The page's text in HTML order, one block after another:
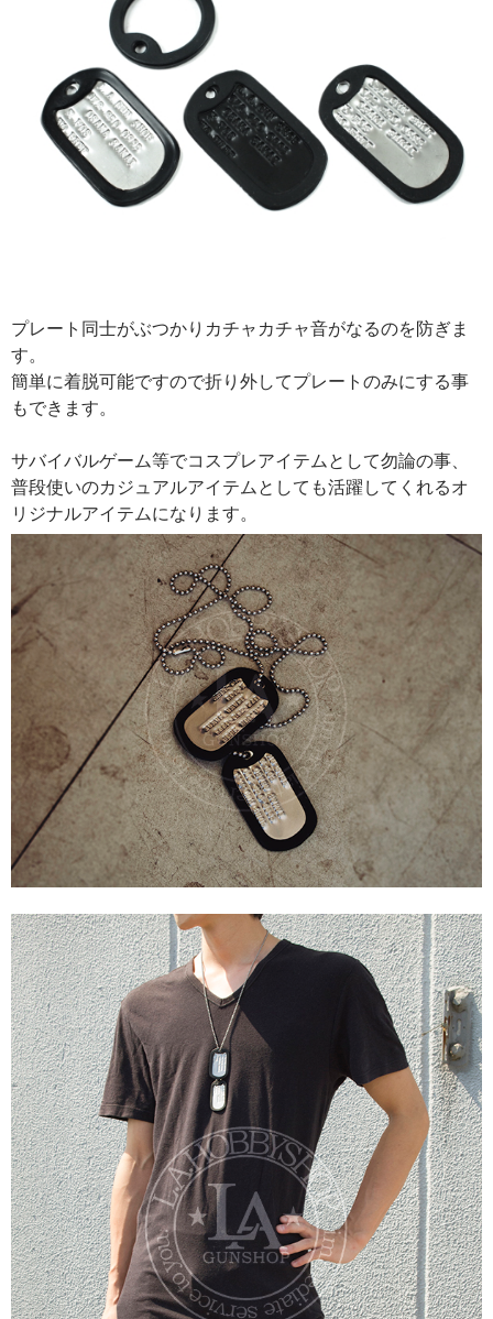
プレート同士がぶつかりカチャカチャ音がなるのを防ぎま
す。
簡単に着脱可能ですので折り外してプレートのみにする事
もできます。
サバイバルゲーム等でコスプレアイテムとして勿論の事、
普段使いのカジュアルアイテムとしても活躍してくれるオ
リジナルアイテムになります。